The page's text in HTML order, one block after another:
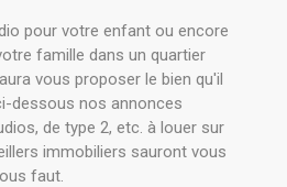
pour votre enfant ou encore
famille dans un quartier
vous proposer le bien qu'il
dessous nos annonces
de type 2, etc. à louer sur
immobiliers sauront vous
faut.